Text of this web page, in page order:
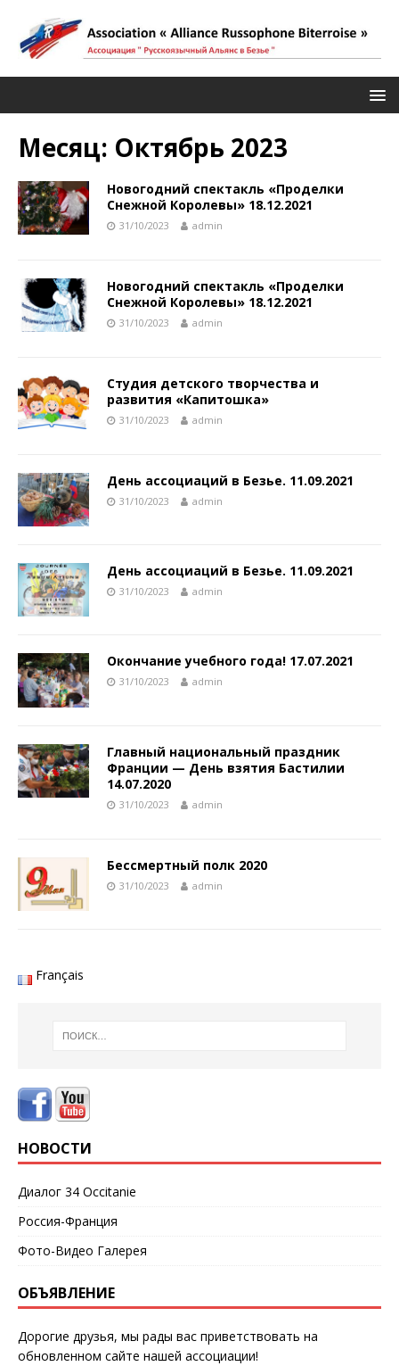
Месяц: Октябрь 2023
Новогодний спектакль «Проделки
Снежной Королевы» 18.12.2021
31/10/2023 admin
Новогодний спектакль «Проделки
Снежной Королевы» 18.12.2021
31/10/2023 admin
Cтудия детского творчества и
развития «Капитошка»
31/10/2023 admin
День ассоциаций в Безье. 11.09.2021
31/10/2023 admin
День ассоциаций в Безье. 11.09.2021
31/10/2023 admin
Окончание учебного года! 17.07.2021
31/10/2023 admin
Главный национальный праздник
Франции — День взятия Бастилии
14.07.2020
31/10/2023 admin
Бессмертный полк 2020
31/10/2023 admin
Français
НОВОСТИ
Диалог 34 Occitanie
Россия-Франция
Фото-Видео Галерея
ОБЪЯВЛЕНИЕ
Дорогие друзья, мы рады вас приветствовать на
обновленном сайте нашей ассоциации!